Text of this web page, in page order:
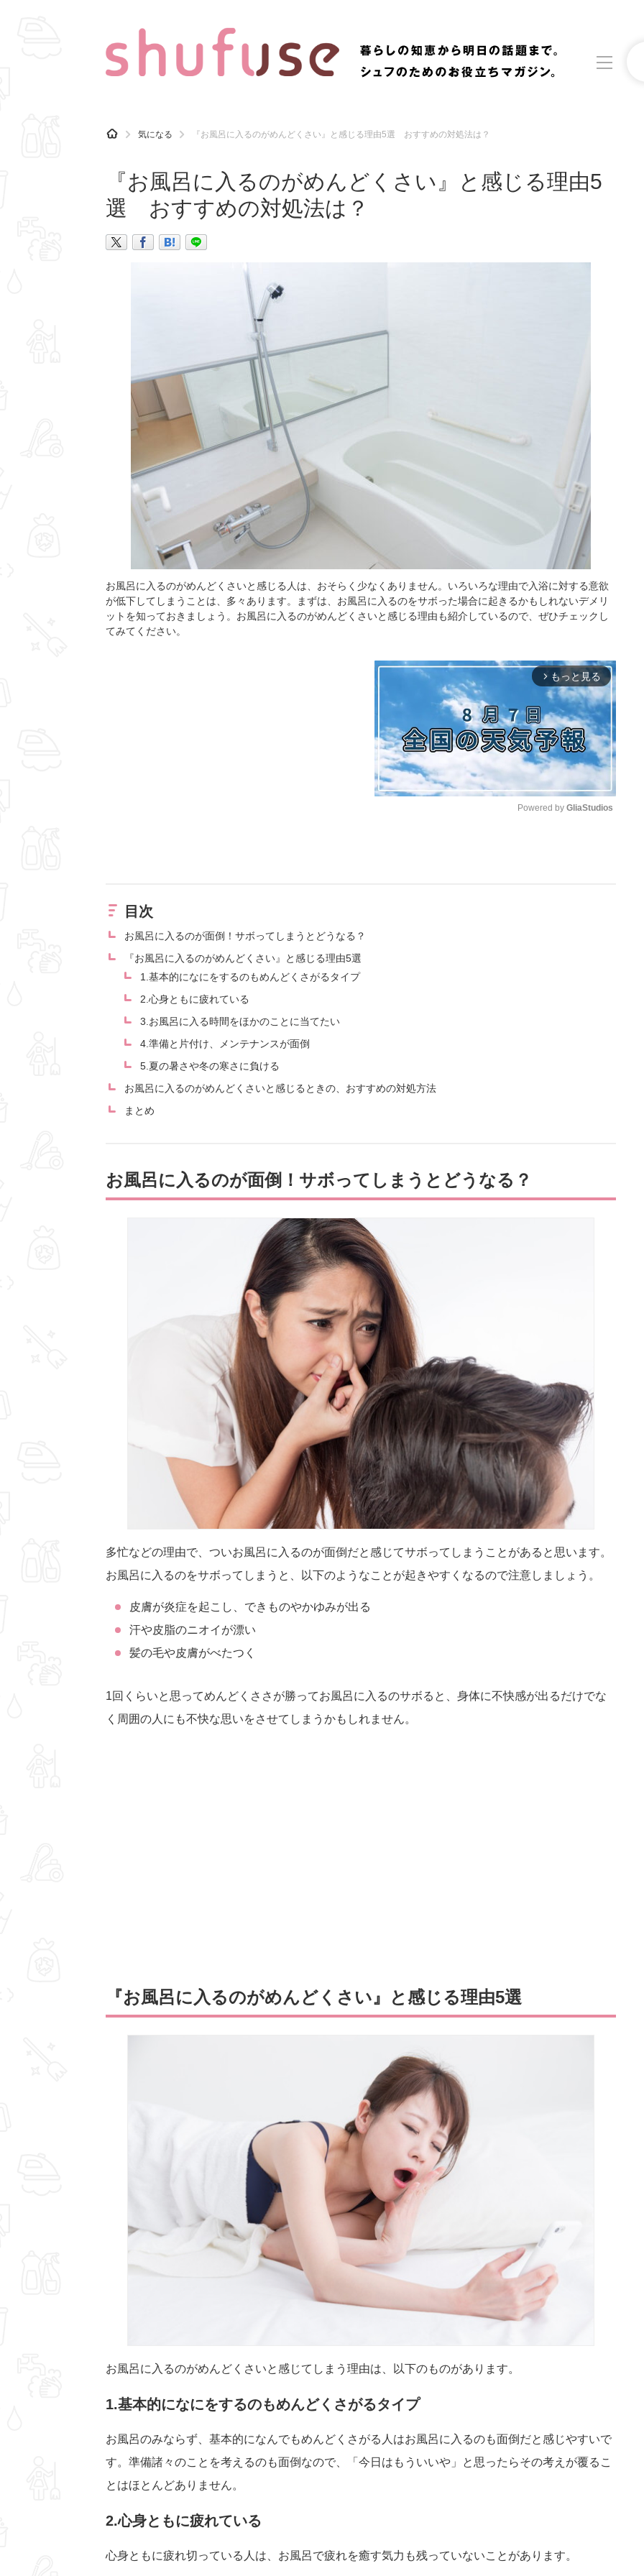
CATEGORY 記事カテゴリ
マナー 趣味 食材辞典 おすすめ
H
O
気になる 『お風呂に入るのがめんどくさい』と感じる理由5選 おすすめの対処法は？
『お風呂に入るのがめんどくさい』と感じる理由5
選 おすすめの対処法は？
お風呂に入るのがめんどくさいと感じる人は、おそらく少なくありません。いろいろな理由で入浴に対する意欲
が低下してしまうことは、多々あります。まずは、お風呂に入るのをサボった場合に起きるかもしれないデメリ
ットを知っておきましょう。お風呂に入るのがめんどくさいと感じる理由も紹介しているので、ぜひチェックし
てみてください。
arrow_forward_ios もっと見る
Powered by GliaStudios
目次
お風呂に入るのが面倒！サボってしまうとどうなる？
『お風呂に入るのがめんどくさい』と感じる理由5選
1.基本的になにをするのもめんどくさがるタイプ
2.心身ともに疲れている
3.お風呂に入る時間をほかのことに当てたい
4.準備と片付け、メンテナンスが面倒
5.夏の暑さや冬の寒さに負ける
お風呂に入るのがめんどくさいと感じるときの、おすすめの対処方法
まとめ
お風呂に入るのが面倒！サボってしまうとどうなる？
多忙などの理由で、ついお風呂に入るのが面倒だと感じてサボってしまうことがあると思います。
お風呂に入るのをサボってしまうと、以下のようなことが起きやすくなるので注意しましょう。
皮膚が炎症を起こし、できものやかゆみが出る
汗や皮脂のニオイが漂い
髪の毛や皮膚がべたつく
1回くらいと思ってめんどくささが勝ってお風呂に入るのサボると、身体に不快感が出るだけでな
く周囲の人にも不快な思いをさせてしまうかもしれません。
『お風呂に入るのがめんどくさい』と感じる理由5選
お風呂に入るのがめんどくさいと感じてしまう理由は、以下のものがあります。
1.基本的になにをするのもめんどくさがるタイプ
お風呂のみならず、基本的になんでもめんどくさがる人はお風呂に入るのも面倒だと感じやすいで
す。準備諸々のことを考えるのも面倒なので、「今日はもういいや」と思ったらその考えが覆るこ
とはほとんどありません。
2.心身ともに疲れている
心身ともに疲れ切っている人は、お風呂で疲れを癒す気力も残っていないことがあります。